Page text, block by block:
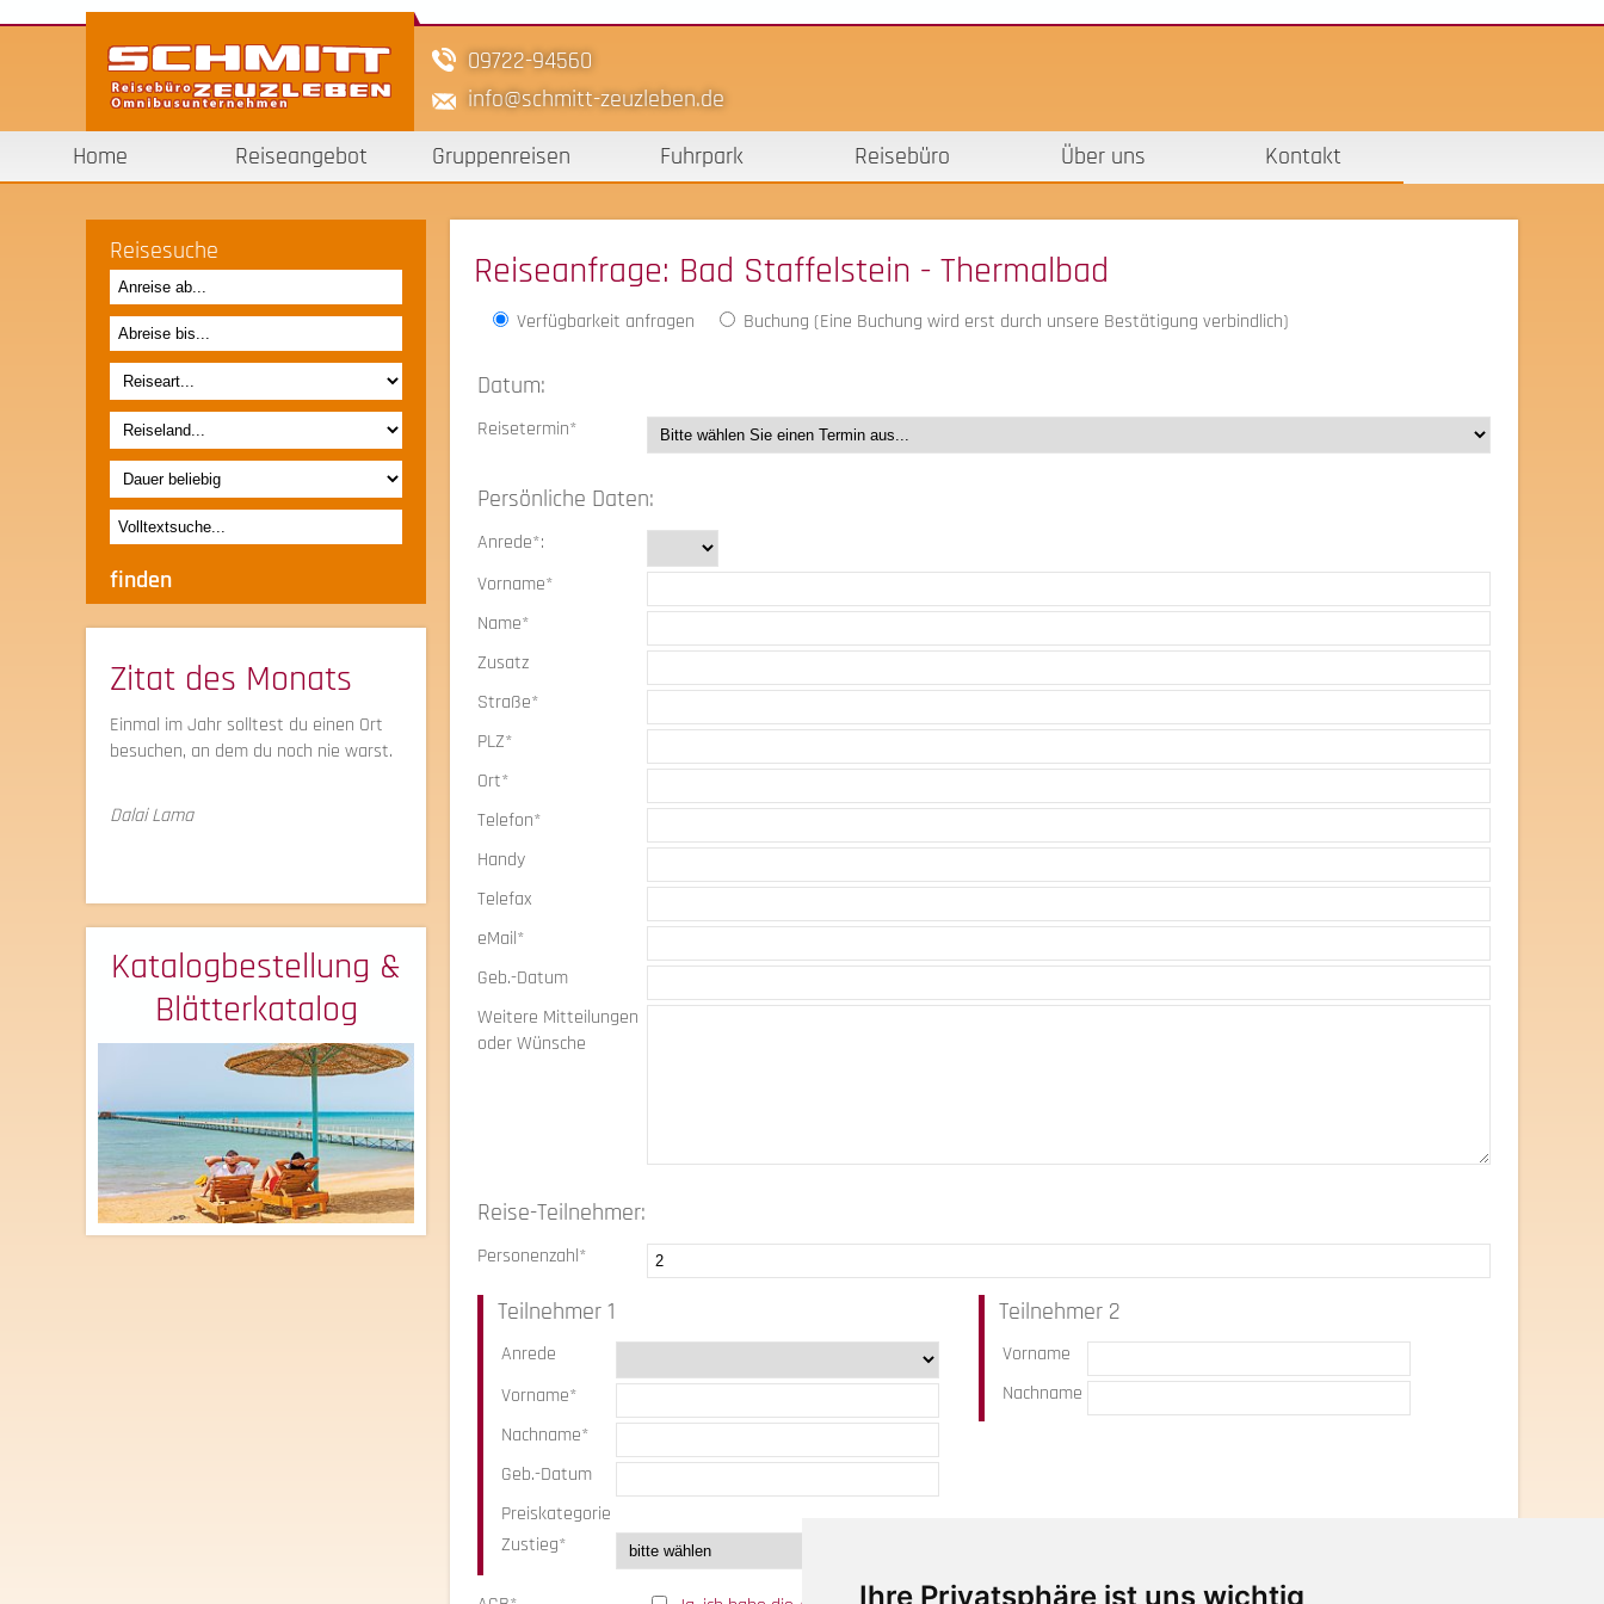
Ihre Privatsphäre ist uns wichtig
09722-94560
info schmitt-zeuzleben.de
Home
Reiseangebot Gruppenreisen Fuhrpark Reisebüro Über uns Kontakt
Reisesuche
Zitat des Monats
Einmal im Jahr solltest du einen Ort
besuchen, an dem du noch nie warst.
Dalai Lama
Katalogbestellung &
Blätterkatalog
Reiseanfrage: Bad Staffelstein - Thermalbad
Verfügbarkeit anfragen Buchung (Eine Buchung wird erst durch unsere Bestätigung verbindlich)
Datum:
Reisetermin*
Persönliche Daten:
Anrede*:
Vorname*
Name*
Zusatz
Straße*
PLZ*
Ort*
Telefon*
Handy
Telefax
eMail*
Geb.-Datum
Weitere Mitteilungen
oder Wünsche
Reise-Teilnehmer:
Personenzahl*
Teilnehmer 1
Anrede
Vorname*
Nachname*
Geb.-Datum
Preiskategorie
Zustieg*
Teilnehmer 2
Vorname
Nachname